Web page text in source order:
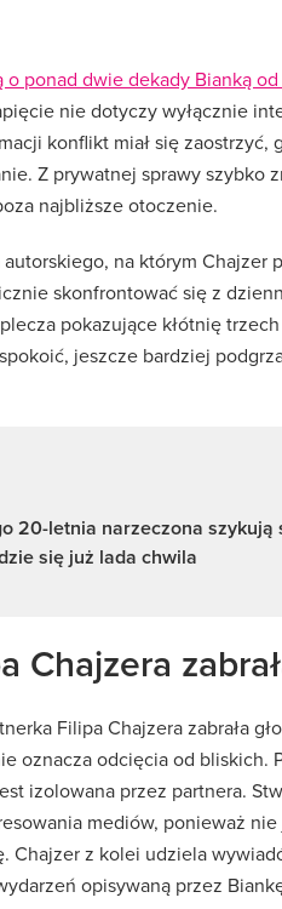
o ponad dwie dekady Bianką
nie dotyczy wyłącznie
konflikt miał się zaostrzyć,
Z prywatnej sprawy szybko
najbliższe otoczenie.
na którym Chajzer
skonfrontować się z
pokazujące kłótnię
jeszcze bardziej
20-letnia narzeczona szykują
się już lada chwila
Filipa Chajzera zabrała
oznacza odcięcia od bliskich.
izolowana przez partnera.
mediów, ponieważ nie
Chajzer z kolei udziela
opisywaną przez